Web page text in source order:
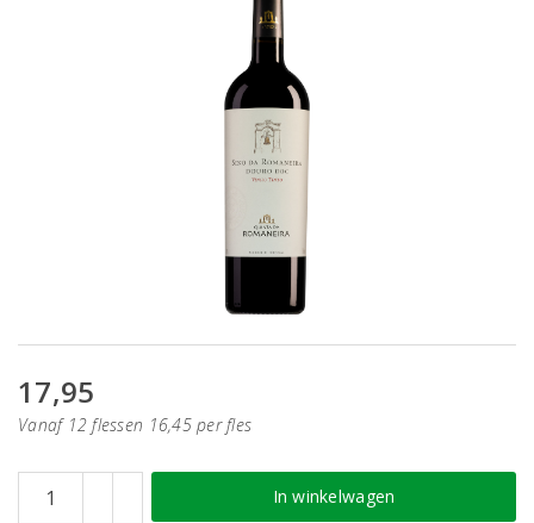
17,95
Vanaf 12 flessen 16,45 per fles
In winkelwagen